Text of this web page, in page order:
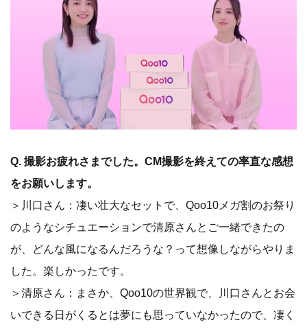
Q. 撮影お疲れさまでした。CM撮影を終えての率直な感想
をお願いします。
＞川口さん：凄い壮大なセットで、Qoo10メガ割のお祭り
のようなシチュエーションで清原さんとご一緒できたの
が、どんな風になるんだろうな？って想像しながらやりま
した。楽しかったです。
＞清原さん：まさか、Qoo10の世界観で、川口さんとお会
いできる日がくるとは夢にも思っていなかったので、凄く